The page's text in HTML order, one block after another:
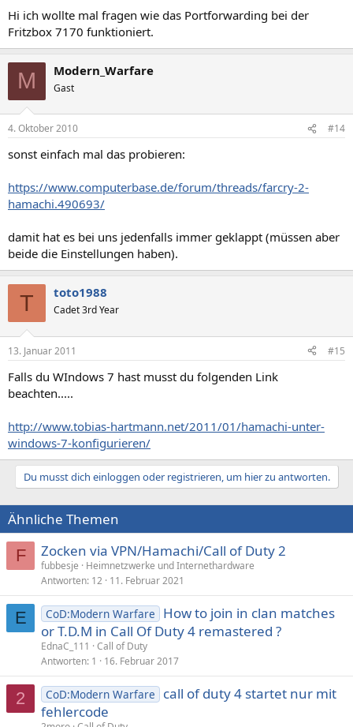
Hi ich wollte mal fragen wie das Portforwarding bei der
Fritzbox 7170 funktioniert.
M Modern_Warfare
Gast
4. Oktober 2010 #14
sonst einfach mal das probieren:
https://www.computerbase.de/forum/threads/farcry-2-
hamachi.490693/
damit hat es bei uns jedenfalls immer geklappt (müssen aber
beide die Einstellungen haben).
T toto1988
Cadet 3rd Year
13. Januar 2011 #15
Falls du WIndows 7 hast musst du folgenden Link
beachten.....
http://www.tobias-hartmann.net/2011/01/hamachi-unter-
windows-7-konfigurieren/
Du musst dich einloggen oder registrieren, um hier zu antworten.
Ähnliche Themen
F Zocken via VPN/Hamachi/Call of Duty 2
fubbesje
Heimnetzwerke und Internethardware
Antworten 12 11. Februar 2021
E CoD:Modern Warfare
How to join in clan matches
or T.D.M in Call Of Duty 4 remastered ?
EdnaC_111
Call of Duty
Antworten 1 16. Februar 2017
2 CoD:Modern Warfare
call of duty 4 startet nur mit
fehlercode